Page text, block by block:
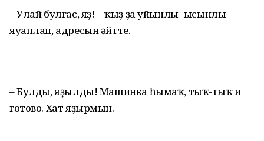
– Улай булғас, яҙ! – ҡыҙ ҙа уйынлы- ысынлы
яуаплап, адресын әйтте.
– Булды, яҙылды! Машинка һымаҡ, тыҡ-тыҡ и
готово. Хат яҙырмын.